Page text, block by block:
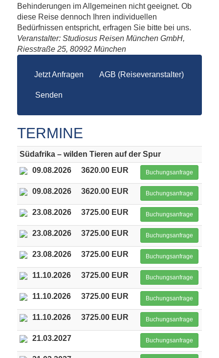
Behinderungen im Allgemeinen nicht geeignet. Ob
diese Reise dennoch Ihren individuellen
Bedürfnissen entspricht, erfragen Sie bitte bei uns.
Veranstalter: Studiosus Reisen München GmbH,
Riesstraße 25, 80992 München
Jetzt Anfragen AGB (Reiseveranstalter)
Senden
TERMINE
Südafrika – wilden Tieren auf der Spur
09.08.2026
3620.00 EUR Buchungsanfrage
09.08.2026 3620.00 EUR Buchungsanfrage
23.08.2026 3725.00 EUR Buchungsanfrage
23.08.2026 3725.00 EUR Buchungsanfrage
23.08.2026 3725.00 EUR Buchungsanfrage
11.10.2026 3725.00 EUR Buchungsanfrage
11.10.2026 3725.00 EUR Buchungsanfrage
11.10.2026 3725.00 EUR Buchungsanfrage
21.03.2027 Buchungsanfrage